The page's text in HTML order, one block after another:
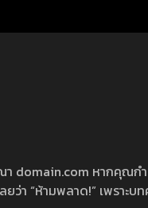
domain.com หากคุณก
ยว่า “ห้ามพลาด!” เพราะ